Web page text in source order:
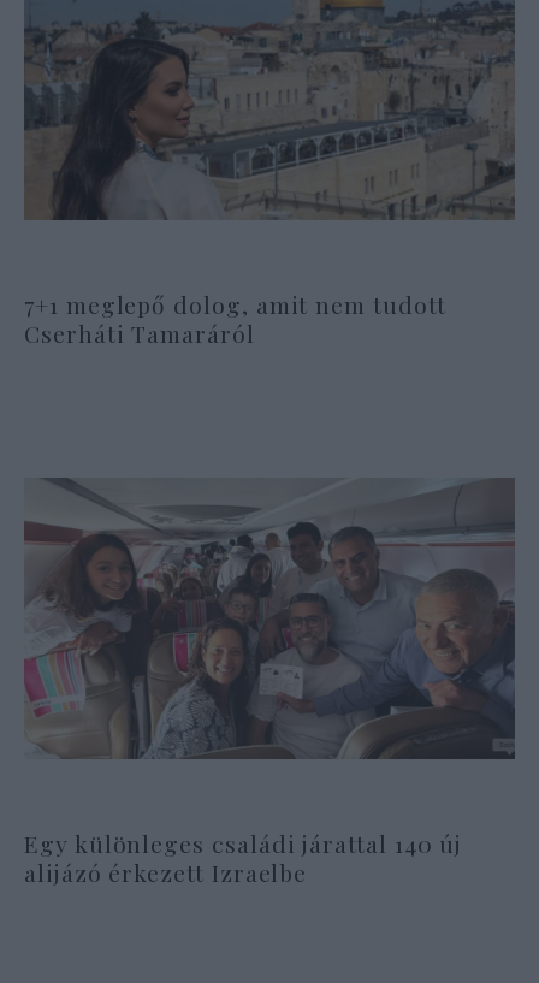
7+1 meglepő dolog, amit nem tudott
Cserháti Tamaráról
Egy különleges családi járattal 140 új
alijázó érkezett Izraelbe